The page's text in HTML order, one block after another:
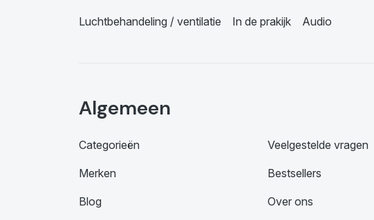
Luchtbehandeling / ventilatie In de prakijk Audio
Algemeen
Categorieën Veelgestelde vragen
Merken Bestsellers
Blog Over ons